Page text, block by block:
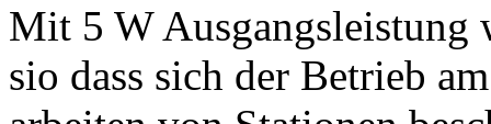
Mit 5 W Ausgangsleistung
sio dass sich der Betrieb